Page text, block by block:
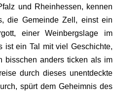
und Rheinhessen, kennen
die Gemeinde Zell, einst ein
einer Weinbergslage im
ein Tal mit viel Geschichte,
bisschen anders ticken als im
durch dieses unentdeckte
spürt dem Geheimnis des